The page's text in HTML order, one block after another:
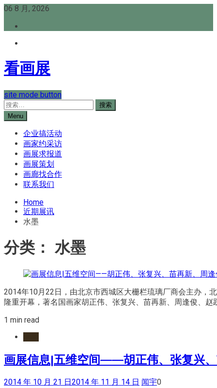
Skip
content
06 8 月, 2026
看画展
site mode button
搜
索：
Menu
企业搞活动
画家约采访
画展求报道
画展策划
画廊找合作
联系我们
Home
近期展讯
水墨
分类：水墨
2014年10月22日，由北京市西城区大栅栏琉璃厂商会主办，
隆重开幕，著名国画家胡正伟、张复兴、苗再新、周逢俊、
1 min read
画展信息|五维空间——胡正伟、张复兴
2014 年 10 月 21 日2014 年 11 月 14 日 闻宇0